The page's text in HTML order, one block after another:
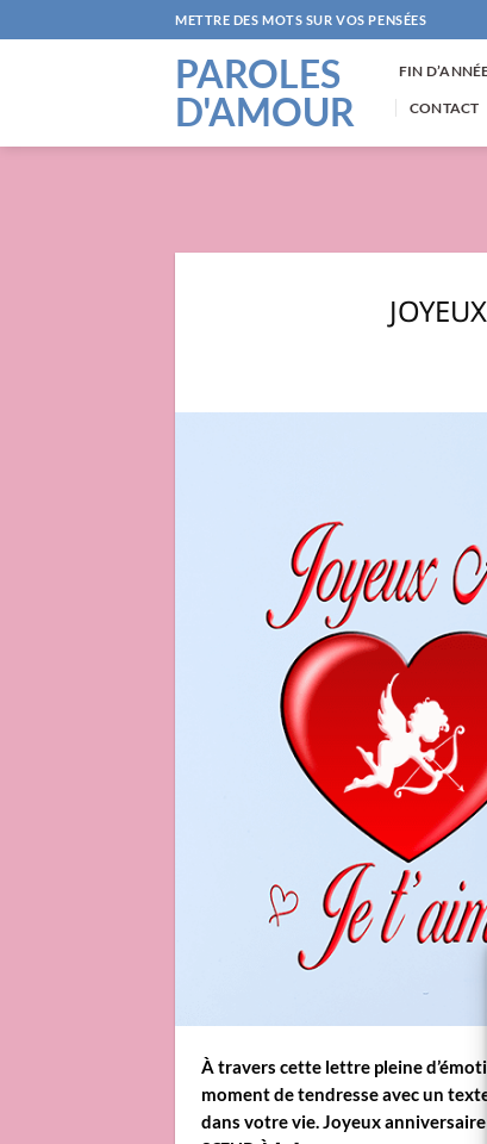
au
METTRE DES MOTS SUR VOS PENSÉES
PAROLES
D'AMOUR
FIN
CONTACT
À travers cette lettre pleine
moment de tendresse avec un
dans votre vie. Joyeux